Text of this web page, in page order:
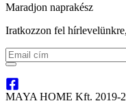
Maradjon naprakész
Iratkozzon fel
MAYA HOME Kft. 2019-